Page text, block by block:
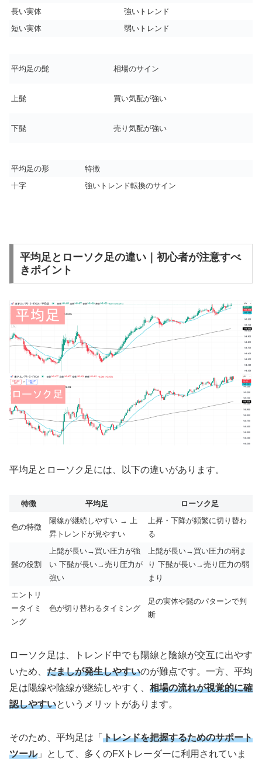
長い実体
強いトレンド
短い実体
弱いトレンド
平均足の髭 相場のサイン
上髭 買い気配が強い
下髭 売り気配が強い
平均足の形
特徴
十字
強いトレンド転換のサイン
平均足とローソク足の違い｜初心者が注意すべ
きポイント
平均足とローソク足には、以下の違いがあります。
特徴 平均足 ローソク足
色の特徴
陽線が継続しやすい → 上
昇トレンドが見やすい
上昇・下降が頻繁に切り替わ
る
髭の役割
上髭が長い→買い圧力が強
い 下髭が長い→売り圧力が
強い
上髭が長い→買い圧力の弱ま
り 下髭が長い→売り圧力の弱
まり
エントリ
ータイミ
ング
色が切り替わるタイミング
足の実体や髭のパターンで判
断
ローソク足は、トレンド中でも陽線と陰線が交互に出やす
いため、 だましが発生しやすいのが難点です。一方、平均
足は陽線や陰線が継続しやすく、 相場の流れが視覚的に確
認しやすいというメリットがあります。
そのため、平均足は「 トレンドを把握するためのサポート
ツール」として、多くのFXトレーダーに利用されていま